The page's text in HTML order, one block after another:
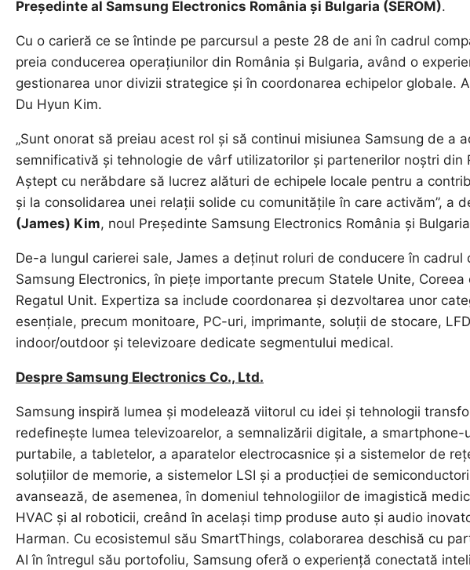
Președinte al Samsung Electronics România și Bulgaria (SEROM).
Cu o carieră ce se întinde pe parcursul a peste 28 de ani în cadrul
preia conducerea operațiunilor din România și Bulgaria, având o
gestionarea unor divizii strategice și în coordonarea echipelor globale.
Du Hyun Kim.
„Sunt onorat să preiau acest rol și să continui misiunea Samsung de a
semnificativă și tehnologie de vârf utilizatorilor și partenerilor noștri din
Aștept cu nerăbdare să lucrez alături de echipele locale pentru a
și la consolidarea unei relații solide cu comunitățile în care activăm”, a
(James) Kim, noul Președinte Samsung Electronics România și
De-a lungul carierei sale, James a deținut roluri de conducere în cadrul
Samsung Electronics, în piețe importante precum Statele Unite, Coreea
Regatul Unit. Expertiza sa include coordonarea și dezvoltarea unor
esențiale, precum monitoare, PC-uri, imprimante, soluții de stocare,
indoor/outdoor și televizoare dedicate segmentului medical.
Despre Samsung Electronics Co., Ltd.
Samsung inspiră lumea și modelează viitorul cu idei și tehnologii
redefinește lumea televizoarelor, a semnalizării digitale, a smartphone-
purtabile, a tabletelor, a aparatelor electrocasnice și a sistemelor de
soluțiilor de memorie, a sistemelor LSI și a producției de
avansează, de asemenea, în domeniul tehnologiilor de imagistică
HVAC și al roboticii, creând în același timp produse auto și audio
Harman. Cu ecosistemul său SmartThings, colaborarea deschisă cu
AI în întregul său portofoliu, Samsung oferă o experiență conectată